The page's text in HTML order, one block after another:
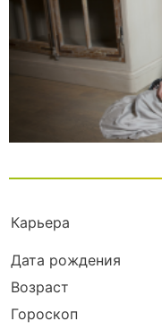
Карьера
Дата рождения
Возраст
Гороскоп